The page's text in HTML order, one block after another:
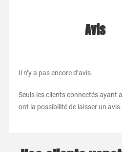
Avis
Il n’y a pas encore d’avis.
Seuls les clients connectés ayant
ont la possibilité de laisser un avis.